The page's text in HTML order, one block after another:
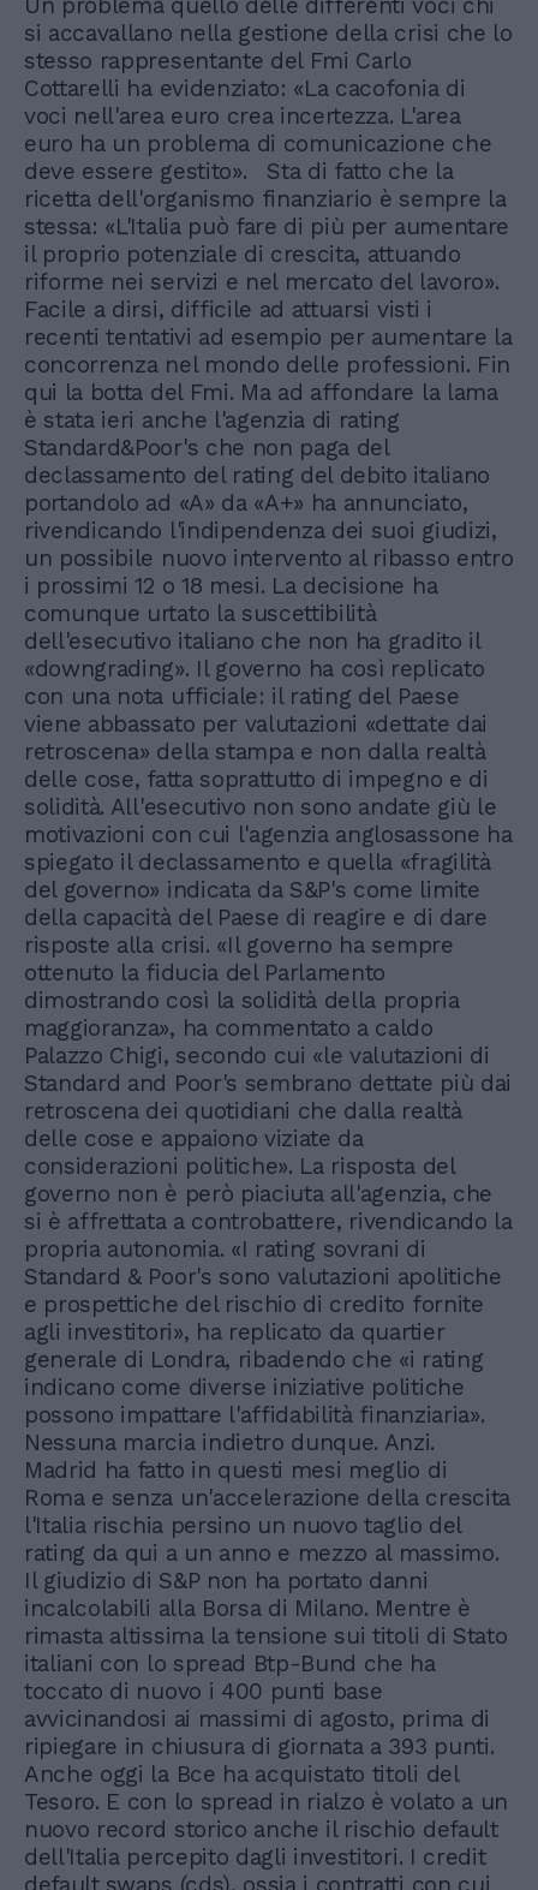
si accavallano nella gestione della crisi che lo
stesso rappresentante del Fmi Carlo
Cottarelli ha evidenziato: «La cacofonia di
voci nell'area euro crea incertezza. L'area
euro ha un problema di comunicazione che
deve essere gestito». Sta di fatto che la
ricetta dell'organismo finanziario è sempre la
stessa: «L'Italia può fare di più per aumentare
il proprio potenziale di crescita, attuando
riforme nei servizi e nel mercato del lavoro».
Facile a dirsi, difficile ad attuarsi visti i
recenti tentativi ad esempio per aumentare la
concorrenza nel mondo delle professioni. Fin
qui la botta del Fmi. Ma ad affondare la lama
è stata ieri anche l'agenzia di rating
Standard&Poor's che non paga del
declassamento del rating del debito italiano
portandolo ad «A» da «A+» ha annunciato,
rivendicando l'indipendenza dei suoi giudizi,
un possibile nuovo intervento al ribasso entro
i prossimi 12 o 18 mesi. La decisione ha
comunque urtato la suscettibilità
dell'esecutivo italiano che non ha gradito il
«downgrading». Il governo ha così replicato
con una nota ufficiale: il rating del Paese
viene abbassato per valutazioni «dettate dai
retroscena» della stampa e non dalla realtà
delle cose, fatta soprattutto di impegno e di
solidità. All'esecutivo non sono andate giù le
motivazioni con cui l'agenzia anglosassone ha
spiegato il declassamento e quella «fragilità
del governo» indicata da S&P's come limite
della capacità del Paese di reagire e di dare
risposte alla crisi. «Il governo ha sempre
ottenuto la fiducia del Parlamento
dimostrando così la solidità della propria
maggioranza», ha commentato a caldo
Palazzo Chigi, secondo cui «le valutazioni di
Standard and Poor's sembrano dettate più dai
retroscena dei quotidiani che dalla realtà
delle cose e appaiono viziate da
considerazioni politiche». La risposta del
governo non è però piaciuta all'agenzia, che
si è affrettata a controbattere, rivendicando la
propria autonomia. «I rating sovrani di
Standard & Poor's sono valutazioni apolitiche
e prospettiche del rischio di credito fornite
agli investitori», ha replicato da quartier
generale di Londra, ribadendo che «i rating
indicano come diverse iniziative politiche
possono impattare l'affidabilità finanziaria».
Nessuna marcia indietro dunque. Anzi.
Madrid ha fatto in questi mesi meglio di
Roma e senza un'accelerazione della crescita
l'Italia rischia persino un nuovo taglio del
rating da qui a un anno e mezzo al massimo.
Il giudizio di S&P non ha portato danni
incalcolabili alla Borsa di Milano. Mentre è
rimasta altissima la tensione sui titoli di Stato
italiani con lo spread Btp-Bund che ha
toccato di nuovo i 400 punti base
avvicinandosi ai massimi di agosto, prima di
ripiegare in chiusura di giornata a 393 punti.
Anche oggi la Bce ha acquistato titoli del
Tesoro. E con lo spread in rialzo è volato a un
nuovo record storico anche il rischio default
dell'Italia percepito dagli investitori. I credit
default swaps (cds), ossia i contratti con cui